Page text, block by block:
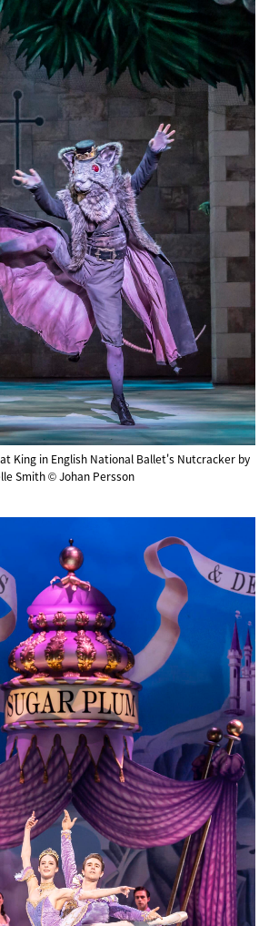
King in English National Ballet's Nutcracker by
Smith © Johan Persson